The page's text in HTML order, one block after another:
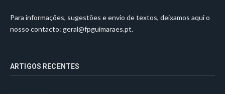
Para informações, sugestões e envio de textos, deixamos aqui o
nosso contacto: geral@fpguimaraes.pt.
ARTIGOS RECENTES